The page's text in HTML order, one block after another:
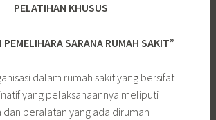
PELATIHAN KHUSUS
PEMELIHARA SARANA RUMAH SAKIT”
dalam rumah sakit yang bersifat
yang pelaksanaannya meliputi
dan peralatan yang ada dirumah